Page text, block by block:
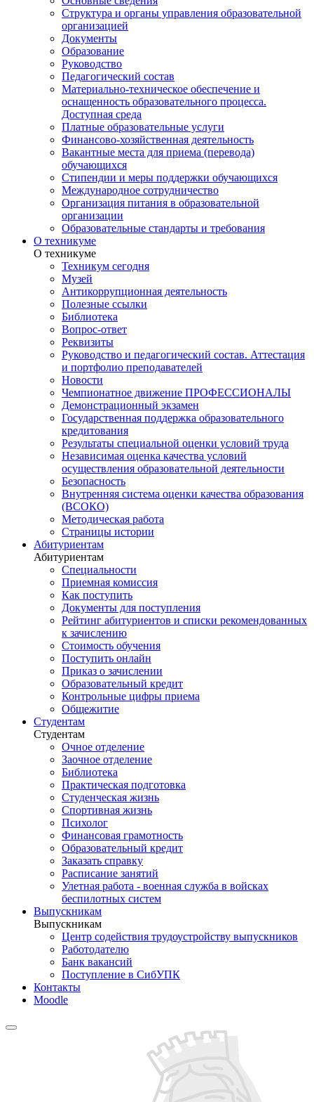
Структура и органы управления образовательной
организацией
Документы
Образование
Руководство
Педагогический состав
Материально-техническое обеспечение и
оснащенность образовательного процесса.
Доступная среда
Платные образовательные услуги
Финансово-хозяйственная деятельность
Вакантные места для приема (перевода)
обучающихся
Стипендии и меры поддержки обучающихся
Международное сотрудничество
Организация питания в образовательной
организации
Образовательные стандарты и требования
О техникуме
О техникуме
Техникум сегодня
Музей
Антикоррупционная деятельность
Полезные ссылки
Библиотека
Вопрос-ответ
Реквизиты
Руководство и педагогический состав. Аттестация
и портфолио преподавателей
Новости
Чемпионатное движение ПРОФЕССИОНАЛЫ
Демонстрационный экзамен
Государственная поддержка образовательного
кредитования
Результаты специальной оценки условий труда
Независимая оценка качества условий
осуществления образовательной деятельности
Безопасность
Внутренняя система оценки качества образования
(ВСОКО)
Методическая работа
Страницы истории
Абитуриентам
Абитуриентам
Специальности
Приемная комиссия
Как поступить
Документы для поступления
Рейтинг абитуриентов и списки рекомендованных
к зачислению
Стоимость обучения
Поступить онлайн
Приказ о зачислении
Образовательный кредит
Контрольные цифры приема
Общежитие
Студентам
Студентам
Очное отделение
Заочное отделение
Библиотека
Практическая подготовка
Студенческая жизнь
Спортивная жизнь
Психолог
Финансовая грамотность
Образовательный кредит
Заказать справку
Расписание занятий
Улетная работа - военная служба в войсках
беспилотных систем
Выпускникам
Выпускникам
Центр содействия трудоустройству выпускников
Работодателю
Банк вакансий
Поступление в СибУПК
Контакты
Moodle